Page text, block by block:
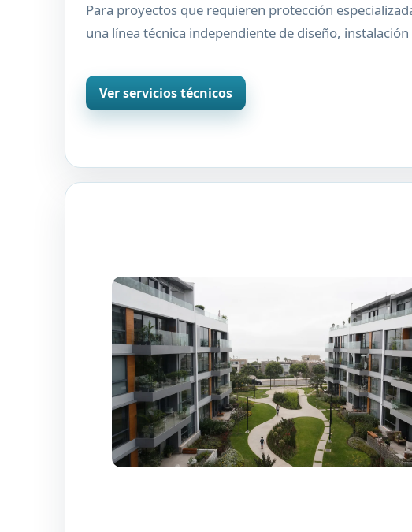
Para proyectos que requieren protección
una línea técnica independiente de diseño,
Ver servicios técnicos